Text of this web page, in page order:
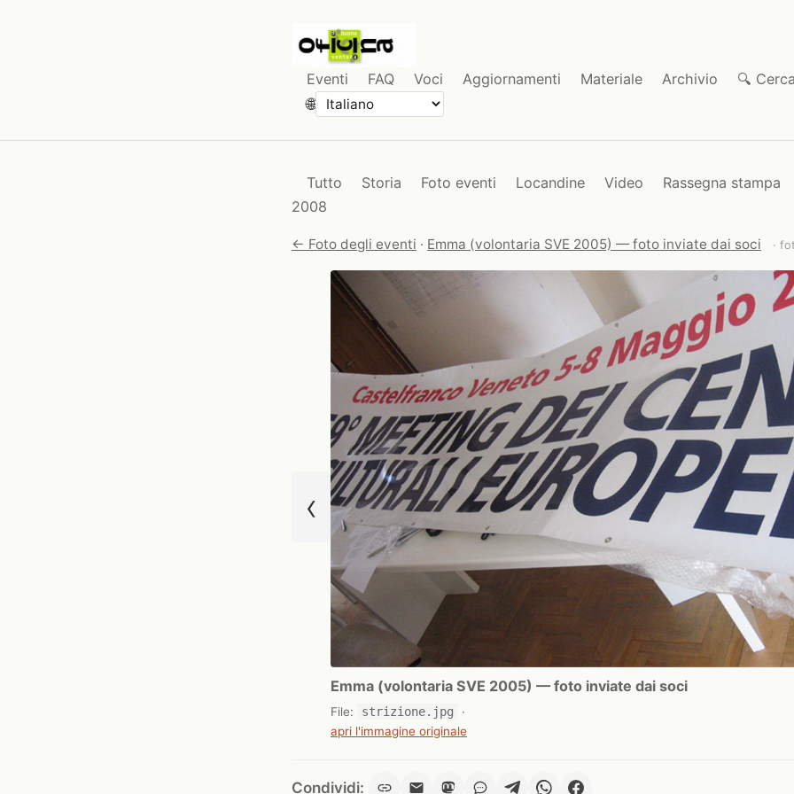
Eventi FAQ Voci Aggiornamenti Materiale Archivio
🔍
🌐
Tutto Storia Foto eventi Locandine Video
Rassegna stampa
2008
← Foto degli eventi · Emma (volontaria SVE 2005) — foto inviate dai soci ·
‹
Emma (volontaria SVE 2005) — foto inviate dai soci
File: strizione.jpg
·
apri l'immagine originale
Condividi: